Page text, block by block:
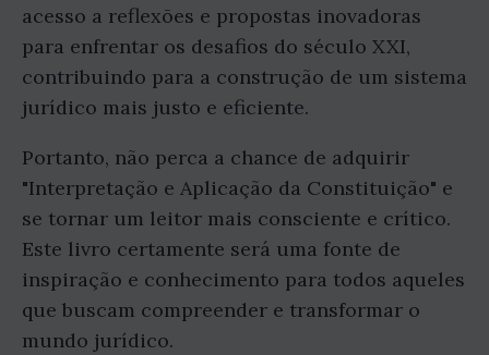
acesso a reflexões e propostas inovadoras
para enfrentar os desafios do século XXI,
contribuindo para a construção de um sistema
jurídico mais justo e eficiente.
Portanto, não perca a chance de adquirir
"Interpretação e Aplicação da Constituição" e
se tornar um leitor mais consciente e crítico.
Este livro certamente será uma fonte de
inspiração e conhecimento para todos aqueles
que buscam compreender e transformar o
mundo jurídico.